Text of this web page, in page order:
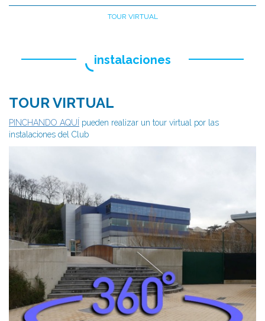
TOUR VIRTUAL
instalaciones
TOUR VIRTUAL
PINCHANDO AQUÍ pueden realizar un tour virtual por las
instalaciones del Club